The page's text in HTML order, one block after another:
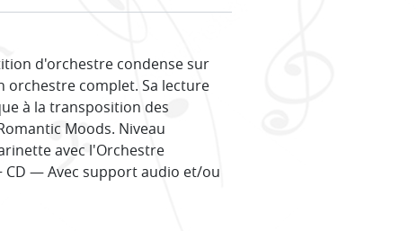
d'orchestre condense sur
orchestre complet. Sa lecture
à la transposition des
Moods. Niveau
avec l'Orchestre
— Avec support audio et/ou